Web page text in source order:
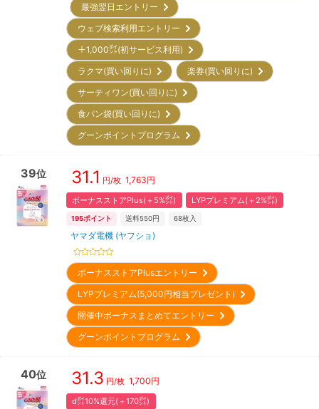
最強翌日エントリー
ウェブ検索利用エントリー
＋1,000㌽(初サービス利用)
ラクマ(買い回りに)
楽券(買い回りに)
サーティワン(買い回りに)
食パン袋(買い回りに)
グーンポイントプログラム
39位 31.1 円/枚 1,763円
ボーナスストアPlus(＋5%㌽) LYPプレミアム(＋2%㌽)
195ポイント 送料550円 68枚入
ヤマダ電機 (ヤフショ)
ボーナスストアPlusエントリー
LYPプレミアム(5,000円相当プレゼント)
開催中ボーナスまとめてエントリー
グーンポイントプログラム
40位 31.3 円/枚 1,700円
d㌽10%還元(＋170㌽)